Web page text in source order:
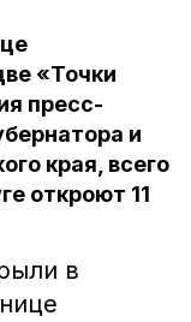
«Точки
пресс-
и
края, всего
откроют 11
в